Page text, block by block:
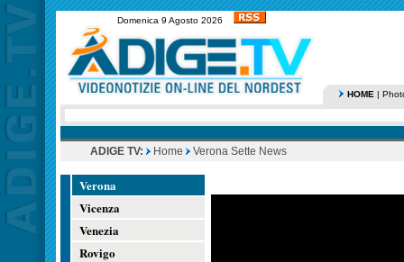
Domenica 9 Agosto 2026
HOME |
ADIGE TV: Home Verona Sette News
Verona
Vicenza
Venezia
Rovigo